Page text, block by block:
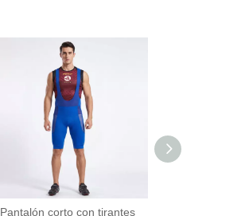
Pantalón corto con tirantes